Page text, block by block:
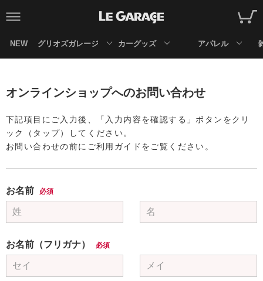
NEW グリオズガレージ カーグッズ アパレル
オンラインショップへのお問い合わせ
下記項目にご入力後、「入力内容を確認する」ボタンをクリ
ック（タップ）してください。
お問い合わせの前にご利用ガイドをご覧ください。
お名前 必須
お名前（フリガナ） 必須